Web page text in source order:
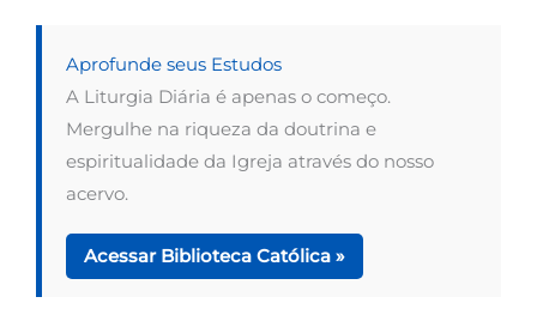
Aprofunde seus Estudos
A Liturgia Diária é apenas o começo.
Mergulhe na riqueza da doutrina e
espiritualidade da Igreja através do nosso
acervo.
Acessar Biblioteca Católica »